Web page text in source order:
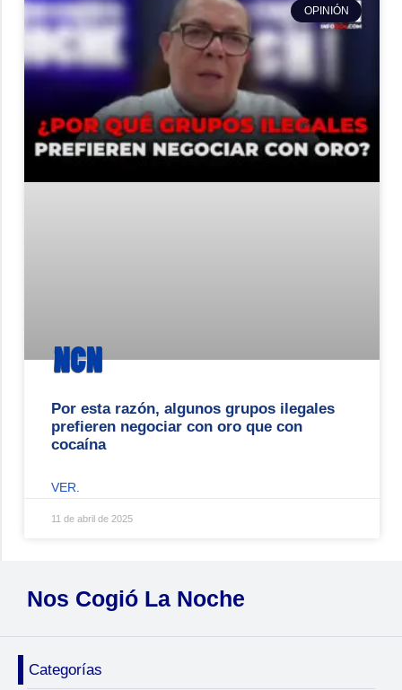
OPINIÓN
Por esta razón, algunos grupos ilegales
prefieren negociar con oro que con
cocaína
VER.
11 de abril de 2025
Nos Cogió La Noche
Categorías